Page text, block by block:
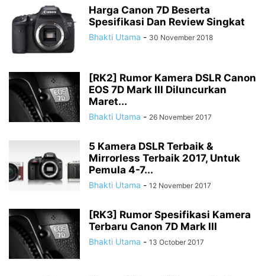
Harga Canon 7D Beserta
Spesifikasi Dan Review Singkat
Bhakti Utama - 30 November 2018
[RK2] Rumor Kamera DSLR Canon
EOS 7D Mark III Diluncurkan
Maret...
Bhakti Utama - 26 November 2017
5 Kamera DSLR Terbaik &
Mirrorless Terbaik 2017, Untuk
Pemula 4-7...
Bhakti Utama - 12 November 2017
[RK3] Rumor Spesifikasi Kamera
Terbaru Canon 7D Mark III
Bhakti Utama - 13 October 2017